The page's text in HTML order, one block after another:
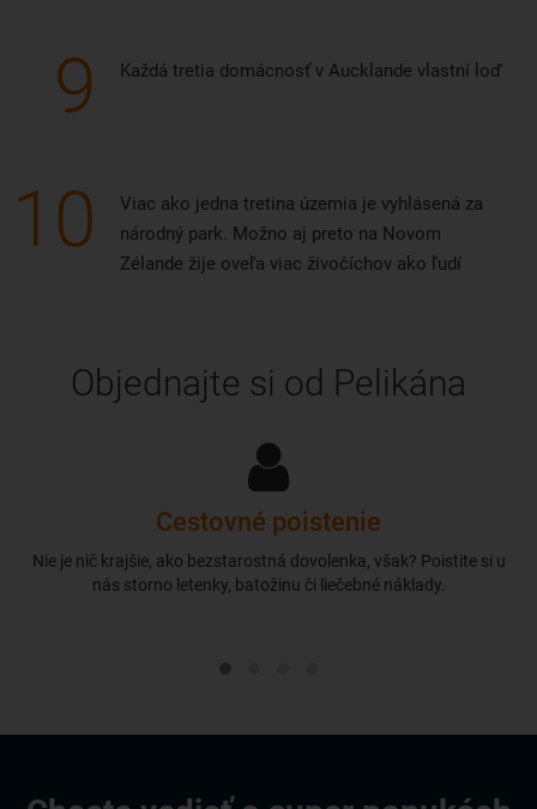
9 Každá tretia domácnosť v Aucklande vlastní loď
10
Viac ako jedna tretina územia je vyhlásená za
národný park. Možno aj preto na Novom
Zélande žije oveľa viac živočíchov ako ľudí
Objednajte si od Pelikána
Cestovné poistenie
Nie je nič krajšie, ako bezstarostná dovolenka, však? Poistite si u
nás storno letenky, batožinu či liečebné náklady.